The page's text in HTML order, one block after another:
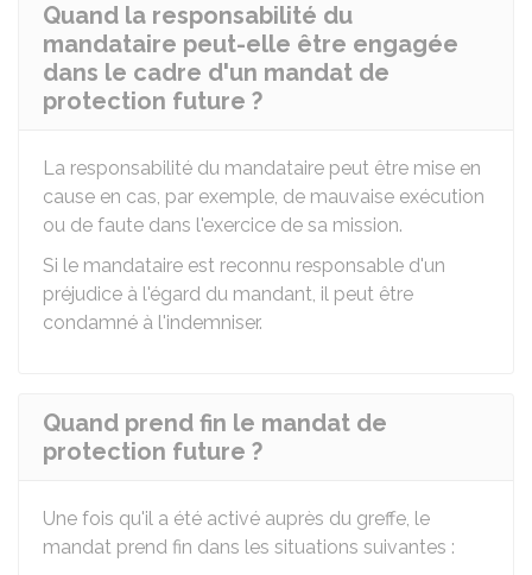
Quand la responsabilité du
mandataire peut-elle être engagée
dans le cadre d'un mandat de
protection future ?
La responsabilité du mandataire peut être mise en
cause en cas, par exemple, de mauvaise exécution
ou de faute dans l'exercice de sa mission.
Si le mandataire est reconnu responsable d'un
préjudice à l'égard du mandant, il peut être
condamné à l'indemniser.
Quand prend fin le mandat de
protection future ?
Une fois qu'il a été activé auprès du greffe, le
mandat prend fin dans les situations suivantes :